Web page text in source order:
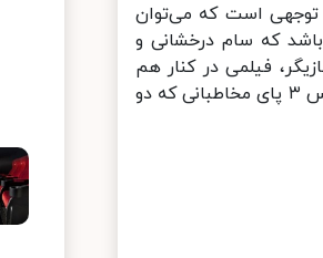
است که می‌توان
که سام درخشانی و
فیلمی در کنار هم
نخواهیم دید. به علاوه تکمیل‌شدن این سه‌گانه اطیابی، به نظر می‌رسد تگزاس ۳ پای مخاطبانی که دو